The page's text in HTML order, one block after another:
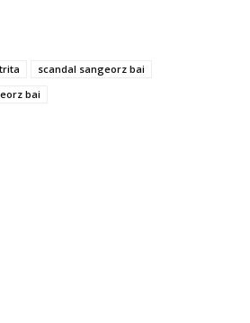
scandal sangeorz bai
bai